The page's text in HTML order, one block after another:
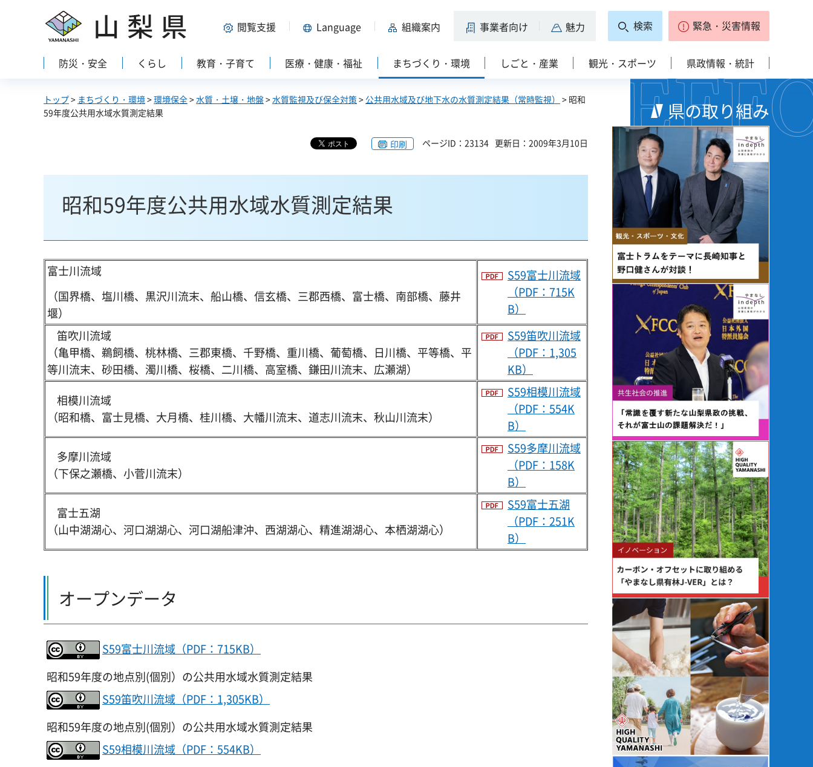
山梨県 閲覧支援 Language 組織案内 事業者向け 魅力 検索 緊急・災害情報
防災・安全 くらし 教育・子育て 医療・健康・福祉 まちづくり・環境 しごと・産業 観光・スポーツ 県政情報・統計
トップ> まちづくり・環境>環境保全>水質・土壌・地盤>水質監視及び保全対策 > 公共用水域及び地下水の水質測定結果（常時監視） > 昭和
59年度公共用水域水質測定結果
印刷 ページID：23134 更新日：2009年3月10日
昭和59年度公共用水域水質測定結果
富士川流域
（国界橋、塩川橋、黒沢川流末、船山橋、信玄橋、三郡西橋、富士橋、南部橋、藤井
堰）
S59富士川流域
（PDF：715K
B）
笛吹川流域
（亀甲橋、鵜飼橋、桃林橋、三郡東橋、千野橋、重川橋、葡萄橋、日川橋、平等橋、平
等川流末、砂田橋、濁川橋、桜橋、二川橋、高室橋、鎌田川流末、広瀬湖）
S59笛吹川流域
（PDF：1,305
KB）
相模川流域
（昭和橋、富士見橋、大月橋、桂川橋、大幡川流末、道志川流末、秋山川流末）
S59相模川流域
（PDF：554K
B）
多摩川流域
（下保之瀬橋、小菅川流末）
S59多摩川流域
（PDF：158K
B）
富士五湖
（山中湖湖心、河口湖湖心、河口湖船津沖、西湖湖心、精進湖湖心、本栖湖湖心）
S59富士五湖
（PDF：251K
B）
オープンデータ
S59富士川流域（PDF：715KB）
昭和59年度の地点別(個別）の公共用水域水質測定結果
S59笛吹川流域（PDF：1,305KB）
昭和59年度の地点別(個別）の公共用水域水質測定結果
S59相模川流域（PDF：554KB）
県の取り組み